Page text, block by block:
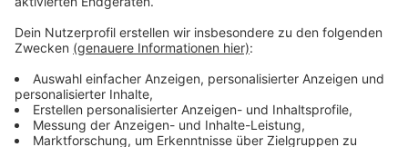
Diakonie weiter.
Anzeige
Weitere Infos und Links zum Thema:
Anzeige